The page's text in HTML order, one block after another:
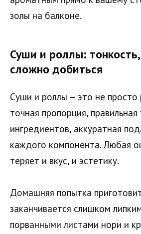
золы на балконе.
Суши и роллы:
сложно добиться
Суши и роллы — это не просто
точная пропорция,
ингредиентов, аккуратная
каждого компонента. Любая
теряет и вкус, и эстетику.
Домашняя попытка
заканчивается слишком
порванными листами нори и